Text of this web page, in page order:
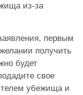
из-за
первым
получить
будет
свое
убежища и